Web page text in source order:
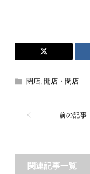
閉店, 開店・閉店
関連記事一覧